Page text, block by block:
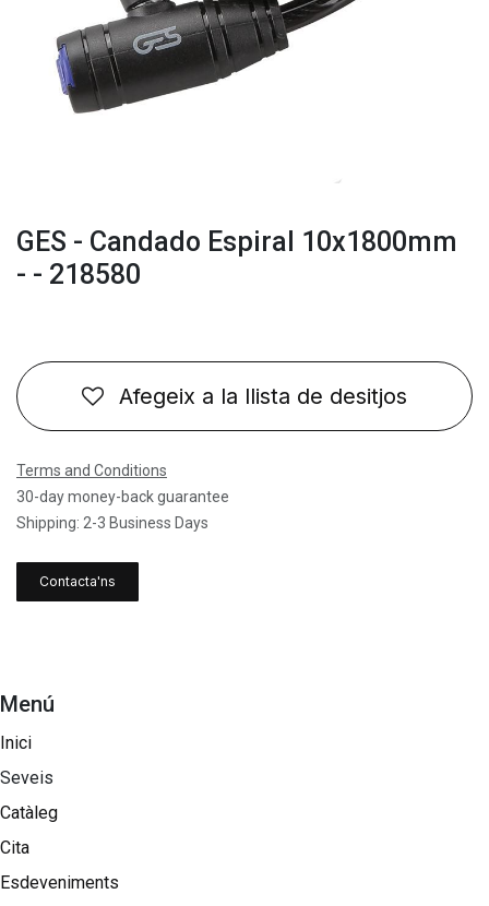
GES - Candado Espiral 10x1800mm
- - 218580
Afegeix a la llista de desitjos
Terms and Conditions
30-day money-back guarantee
Shipping: 2-3 Business Days
Contacta'ns
Menú
Inici
Seveis
Catàleg
Cita
Esdeveniments